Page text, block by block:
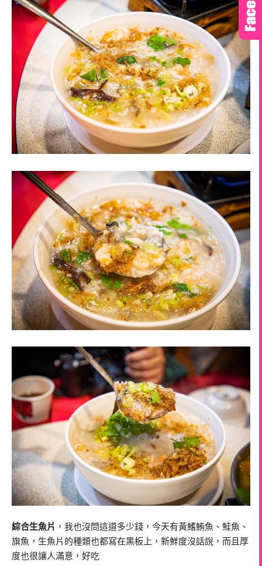
綜合生魚片 ，我也沒問這道多少錢，今天有黃鰭鮪魚、鮭魚、
旗魚，生魚片的種類也都寫在黑板上，新鮮度沒話說，而且厚
度也很讓人滿意，好吃